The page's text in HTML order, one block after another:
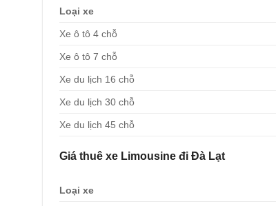
Loại xe
Xe ô tô 4 chỗ
Xe ô tô 7 chỗ
Xe du lịch 16 chỗ
Xe du lịch 30 chỗ
Xe du lịch 45 chỗ
Giá thuê xe Limousine đi Đà Lạt
Loại xe